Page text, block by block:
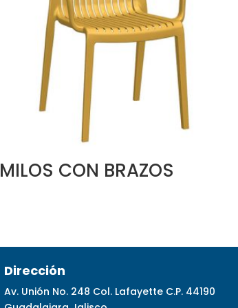
MILOS CON BRAZOS
Dirección
Av. Unión No. 248 Col. Lafayette C.P. 44190